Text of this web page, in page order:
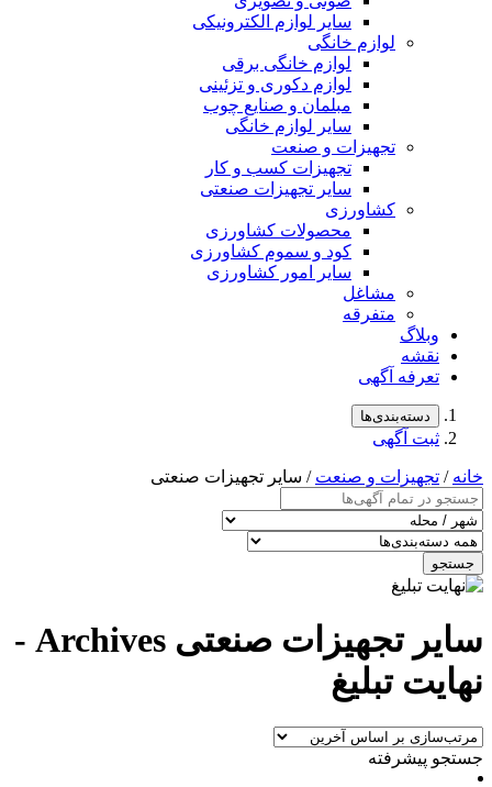
سایر لوازم الکترونیکی
لوازم خانگی
لوازم خانگی برقی
لوازم دکوری و تزئینی
مبلمان و صنایع چوب
سایر لوازم خانگی
تجهیزات و صنعت
تجهیزات کسب و کار
سایر تجهیزات صنعتی
کشاورزی
محصولات کشاورزی
کود و سموم کشاورزی
سایر امور کشاورزی
مشاغل
متفرقه
وبلاگ
نقشه
تعرفه آگهی
دسته‌بندی‌ها
ثبت آگهی
خانه / تجهیزات و صنعت / سایر تجهیزات صنعتی
جستجو
سایر تجهیزات صنعتی Archives -
نهایت تبلیغ
جستجو پیشرفته